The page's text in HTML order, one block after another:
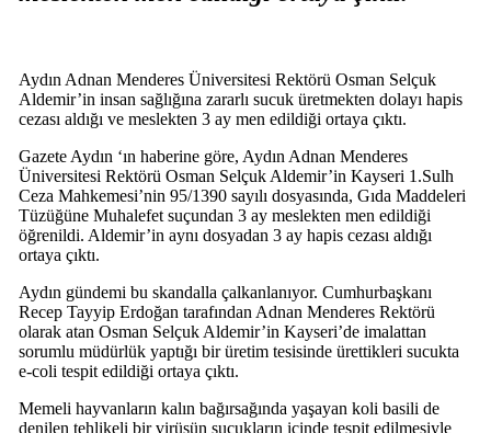
Aydın Adnan Menderes Üniversitesi Rektörü Osman Selçuk
Aldemir’in insan sağlığına zararlı sucuk üretmekten dolayı hapis
cezası aldığı ve meslekten 3 ay men edildiği ortaya çıktı.
Gazete Aydın ‘ın haberine göre, Aydın Adnan Menderes
Üniversitesi Rektörü Osman Selçuk Aldemir’in Kayseri 1.Sulh
Ceza Mahkemesi’nin 95/1390 sayılı dosyasında, Gıda Maddeleri
Tüzüğüne Muhalefet suçundan 3 ay meslekten men edildiği
öğrenildi. Aldemir’in aynı dosyadan 3 ay hapis cezası aldığı
ortaya çıktı.
Aydın gündemi bu skandalla çalkanlanıyor. Cumhurbaşkanı
Recep Tayyip Erdoğan tarafından Adnan Menderes Rektörü
olarak atan Osman Selçuk Aldemir’in Kayseri’de imalattan
sorumlu müdürlük yaptığı bir üretim tesisinde ürettikleri sucukta
e-coli tespit edildiği ortaya çıktı.
Memeli hayvanların kalın bağırsağında yaşayan koli basili de
denilen tehlikeli bir virüsün sucukların içinde tespit edilmesiyle